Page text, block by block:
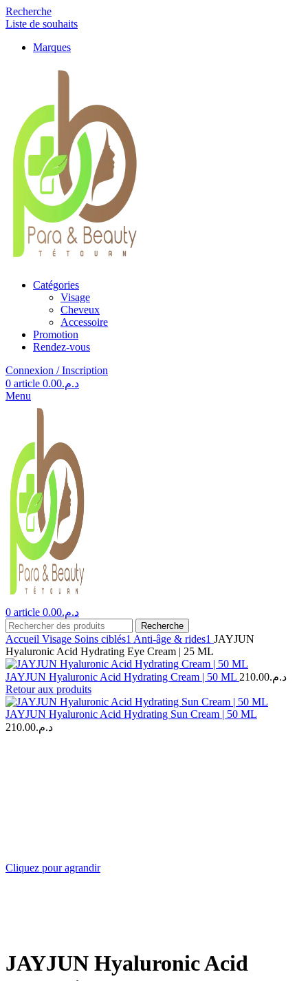
Recherche
Liste de souhaits
Marques
Catégories
Visage
Cheveux
Accessoire
Promotion
Rendez-vous
Connexion / Inscription
0 article د.م.0.00
Menu
0 article د.م.0.00
Recherche
Accueil Visage Soins ciblés1 Anti-âge & rides1 JAYJUN
Hyaluronic Acid Hydrating Eye Cream | 25 ML
JAYJUN Hyaluronic Acid Hydrating Cream | 50 ML د.م.210.00
Retour aux produits
JAYJUN Hyaluronic Acid Hydrating Sun Cream | 50 ML
د.م.210.00
Cliquez pour agrandir
JAYJUN Hyaluronic Acid